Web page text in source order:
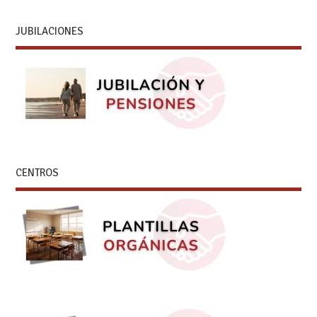
JUBILACIONES
CENTROS